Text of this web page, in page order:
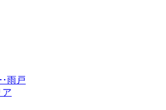
･雨戸
ア